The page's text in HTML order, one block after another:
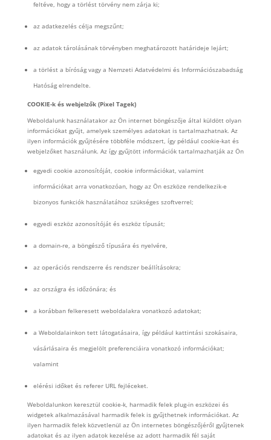
feltéve, hogy a törlést törvény nem zárja ki;
az adatkezelés célja megszűnt;
az adatok tárolásának törvényben meghatározott határideje lejárt;
a törlést a bíróság vagy a Nemzeti Adatvédelmi és Információszabadság
Hatóság elrendelte.
COOKIE-k és webjelzők (Pixel Tagek)
Weboldalunk használatakor az Ön internet böngészője által küldött olyan
információkat gyűjt, amelyek személyes adatokat is tartalmazhatnak. Az
ilyen információk gyűjtésére többféle módszert, így például cookie-kat és
webjelzőket használunk. Az így gyűjtött információk tartalmazhatják az Ön
egyedi cookie azonosítóját, cookie információkat, valamint
információkat arra vonatkozóan, hogy az Ön eszköze rendelkezik-e
bizonyos funkciók használatához szükséges szoftverrel;
egyedi eszköz azonosítóját és eszköz típusát;
a domain-re, a böngésző típusára és nyelvére,
az operációs rendszerre és rendszer beállításokra;
az országra és időzónára; és
a korábban felkeresett weboldalakra vonatkozó adatokat;
a Weboldalainkon tett látogatásaira, így például kattintási szokásaira,
vásárlásaira és megjelölt preferenciáira vonatkozó információkat;
valamint
elérési időket és referer URL fejléceket.
Weboldalunkon keresztül cookie-k, harmadik felek plug-in eszközei és
widgetek alkalmazásával harmadik felek is gyűjthetnek információkat. Az
ilyen harmadik felek közvetlenül az Ön internetes böngészőjéről gyűjtenek
adatokat és az ilyen adatok kezelése az adott harmadik fél saját